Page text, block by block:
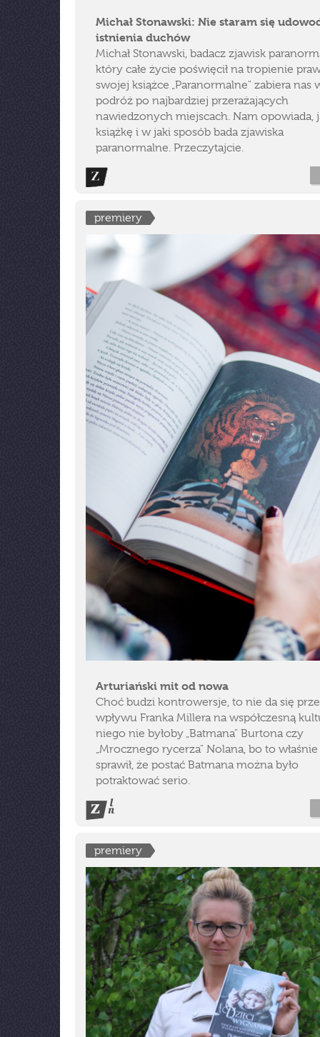
Michał Stonawski: Nie staram się
istnienia duchów
Michał Stonawski, badacz zjawisk
który całe życie poświęcił na tropienie
swojej książce „Paranormalne" zabiera nas
podróż po najbardziej przerażających
nawiedzonych miejscach. Nam opowiada,
książkę i w jaki sposób bada zjawiska
paranormalne. Przeczytajcie.
premiery
Arturiański mit od nowa
Choć budzi kontrowersje, to nie da się
wpływu Franka Millera na współczesną
niego nie byłoby „Batmana" Burtona czy
„Mrocznego rycerza" Nolana, bo to
sprawił, że postać Batmana można było
potraktować serio.
premiery